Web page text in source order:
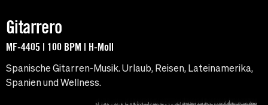
Gitarrero
MF-4405 | 100 BPM | H-Moll
Spanische Gitarren-Musik. Urlaub, Reisen, Lateinamerika,
Spanien und Wellness.